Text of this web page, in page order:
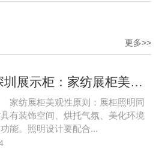
更多>>
深圳展示柜：家纺展柜美观性原则
纺展柜美观性原则：展柜照明同
有装饰空间、烘托气氛、美化环境
能。照明设计要配合...